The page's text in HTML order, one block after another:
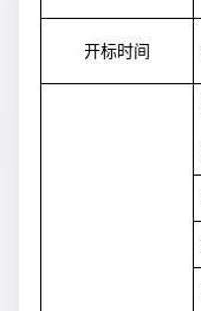
开标时间